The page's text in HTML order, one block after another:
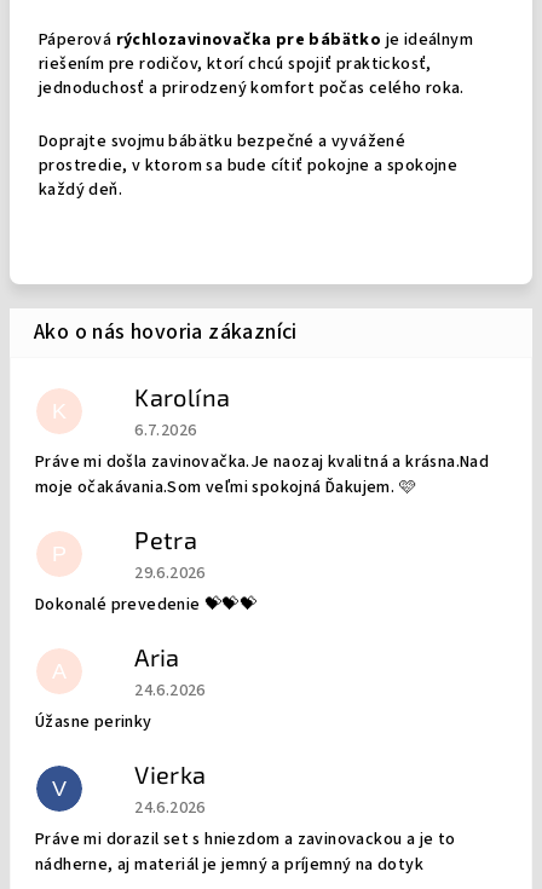
Páperová rýchlozavinovačka pre bábätko je ideálnym
riešením pre rodičov, ktorí chcú spojiť praktickosť,
jednoduchosť a prirodzený komfort počas celého roka.
Doprajte svojmu bábätku bezpečné a vyvážené
prostredie, v ktorom sa bude cítiť pokojne a spokojne
každý deň.
K Karolína
Hodnotenie obchodu je 5 z 5 hviezdičiek.
6.7.2026
Práve mi došla zavinovačka.Je naozaj kvalitná a krásna.Nad
moje očakávania.Som veľmi spokojná Ďakujem. 🩷
P Petra
Hodnotenie obchodu je 5 z 5 hviezdičiek.
29.6.2026
Dokonalé prevedenie 💝💝💝
A Aria
Hodnotenie obchodu je 5 z 5 hviezdičiek.
24.6.2026
Úžasne perinky
V Vierka
Hodnotenie obchodu je 5 z 5 hviezdičiek.
24.6.2026
Práve mi dorazil set s hniezdom a zavinovackou a je to
nádherne, aj materiál je jemný a príjemný na dotyk